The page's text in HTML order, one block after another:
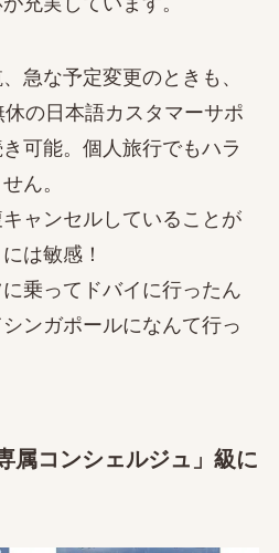
急な予定変更のときも、
の日本語カスタマーサポ
可能。個人旅行でもハラ
ん。
ャンセルしていることが
は敏感！
乗ってドバイに行ったん
ンガポールになんて行っ
属コンシェルジュ」級に